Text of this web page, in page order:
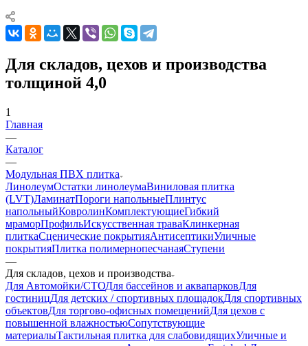
Для складов, цехов и производства
толщиной 4,0
1
Главная
—
Каталог
—
Модульная ПВХ плитка
ЛинолеумОстатки линолеумаВиниловая плитка
(LVT)ЛаминатПороги напольныеПлинтус
напольныйКовролинКомплектующиеГибкий
мраморПрофильИскусственная траваКлинкерная
плиткаСценические покрытияАнтисептикиУличные
покрытияПлитка полимернопесчанаяСтупени
—
Для складов, цехов и производства
Для Автомойки/СТОДля бассейнов и аквапарковДля
гостиницДля детских / спортивных площадокДля спортивных
объектовДля торгово-офисных помещенийДля цехов с
повышенной влажностьюСопутствующие
материалыТактильная плитка для слабовидящихУличные и